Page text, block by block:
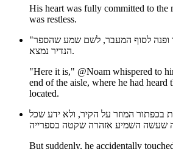
His heart was fully committed to the
was restless.
"הנה זה," נעם לחש לעצמו ופנה לסוף המעבר, לשם שמע שהספר
הנדיר נמצא.
"Here it is," @Noam whispered to
end of the aisle, where he had heard
located.
בכפתור המוזר על הקיר, ולא ידע שכל
But suddenly, he accidentally